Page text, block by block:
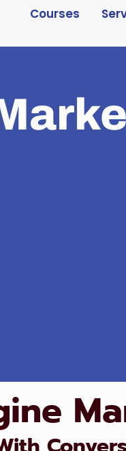
Courses